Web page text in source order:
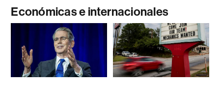
Económicas e internacionales